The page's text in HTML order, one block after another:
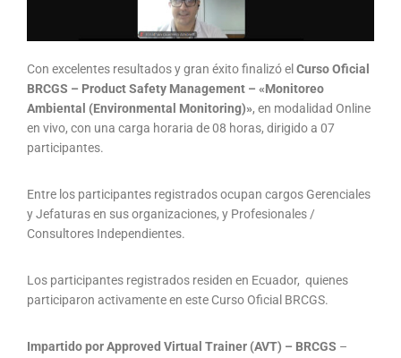
Con excelentes resultados y gran éxito finalizó el Curso Oficial
BRCGS – Product Safety Management – «Monitoreo
Ambiental (Environmental Monitoring)», en modalidad Online
en vivo, con una carga horaria de 08 horas, dirigido a 07
participantes.
Entre los participantes registrados ocupan cargos Gerenciales
y Jefaturas en sus organizaciones, y Profesionales /
Consultores Independientes.
Los participantes registrados residen en Ecuador, quienes
participaron activamente en este Curso Oficial BRCGS.
Impartido por Approved Virtual Trainer (AVT) – BRCGS –